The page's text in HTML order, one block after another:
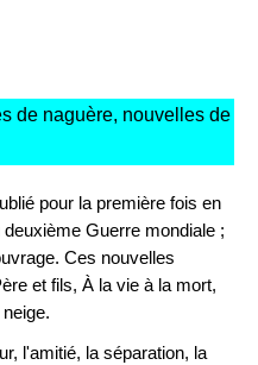
de naguère, nouvelles de
pour la première fois en
Guerre mondiale ;
Ces nouvelles
et fils, À la vie à la mort,
l'amitié, la séparation, la